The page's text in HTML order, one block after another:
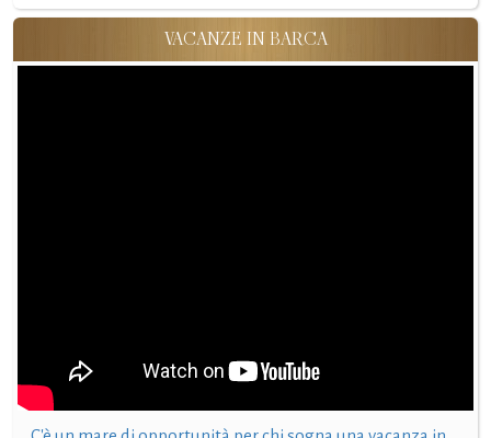
VACANZE IN BARCA